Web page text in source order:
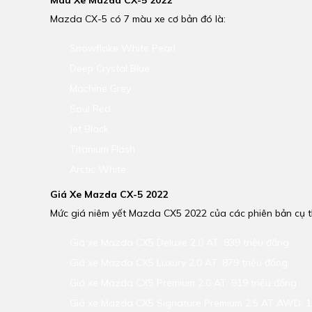
Mazda CX-5 có 7 màu xe cơ bản đó là:
Giá Xe Mazda CX-5 2022
Mức giá niêm yết Mazda CX5 2022 của các phiên bản cụ